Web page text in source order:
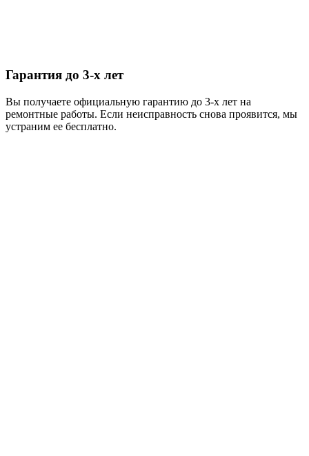
Гарантия до 3-х лет
Вы получаете официальную гарантию до 3-х лет на
ремонтные работы. Если неисправность снова проявится, мы
устраним ее бесплатно.